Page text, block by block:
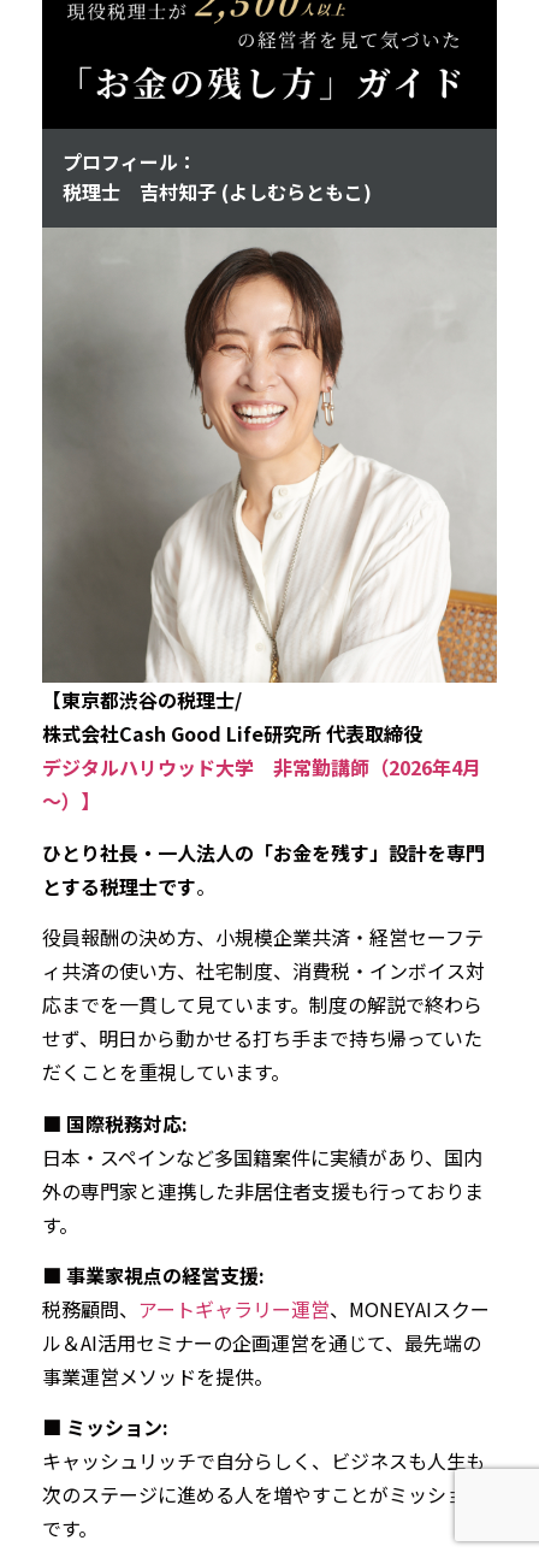
プロフィール：
税理士 吉村知子 (よしむらともこ)
【東京都渋谷の税理士/
株式会社Cash Good Life研究所 代表取締役
デジタルハリウッド大学 非常勤講師（2026年4月
～）】
ひとり社長・一人法人の「お金を残す」設計を専門
とする税理士です。
役員報酬の決め方、小規模企業共済・経営セーフテ
ィ共済の使い方、社宅制度、消費税・インボイス対
応までを一貫して見ています。制度の解説で終わら
せず、明日から動かせる打ち手まで持ち帰っていた
だくことを重視しています。
■ 国際税務対応:
日本・スペインなど多国籍案件に実績があり、国内
外の専門家と連携した非居住者支援も行っておりま
す。
■ 事業家視点の経営支援:
税務顧問、 アートギャラリー運営、MONEYAIスクー
ル＆AI活用セミナーの企画運営を通じて、最先端の
事業運営メソッドを提供。
■ ミッション:
キャッシュリッチで自分らしく、ビジネスも人生も
次のステージに進める人を増やすことがミッション
です。